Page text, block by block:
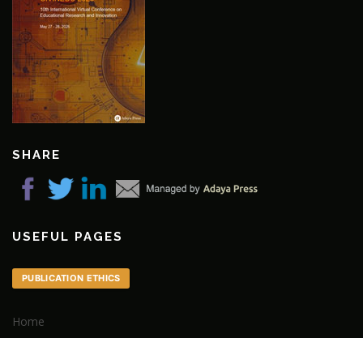
SHARE
USEFUL PAGES
PUBLICATION ETHICS
Home